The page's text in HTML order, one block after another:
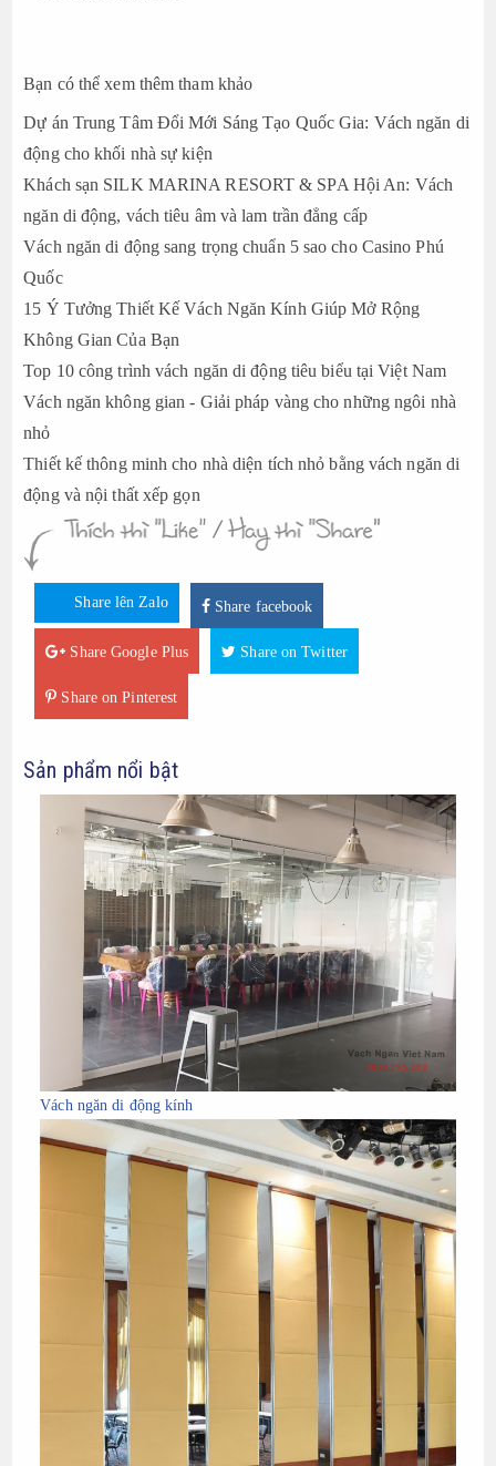
Bạn có thể xem thêm tham khảo
Dự án Trung Tâm Đổi Mới Sáng Tạo Quốc Gia: Vách ngăn di
động cho khối nhà sự kiện
Khách sạn SILK MARINA RESORT & SPA Hội An: Vách
ngăn di động, vách tiêu âm và lam trần đẳng cấp
Vách ngăn di động sang trọng chuẩn 5 sao cho Casino Phú
Quốc
15 Ý Tưởng Thiết Kế Vách Ngăn Kính Giúp Mở Rộng
Không Gian Của Bạn
Top 10 công trình vách ngăn di động tiêu biểu tại Việt Nam
Vách ngăn không gian - Giải pháp vàng cho những ngôi nhà
nhỏ
Thiết kế thông minh cho nhà diện tích nhỏ bằng vách ngăn di
động và nội thất xếp gọn
Share lên Zalo Share facebook
Share Google Plus Share on Twitter
Share on Pinterest
Sản phẩm nổi bật
Vách ngăn di động kính